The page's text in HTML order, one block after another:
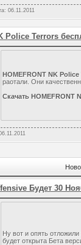
06.11.2011
Police Terrors
HOMEFRONT NK Police
раотали. Они
Скачать HOMEFRONT
Будет 30
Ну вот и опять
будет открыта Бета